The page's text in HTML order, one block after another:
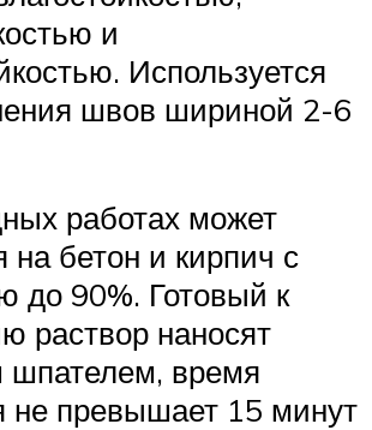
и
Используется
швов шириной 2-6
работах может
на бетон и кирпич с
до 90%. Готовый к
раствор наносят
шпателем, время
не превышает 15 минут